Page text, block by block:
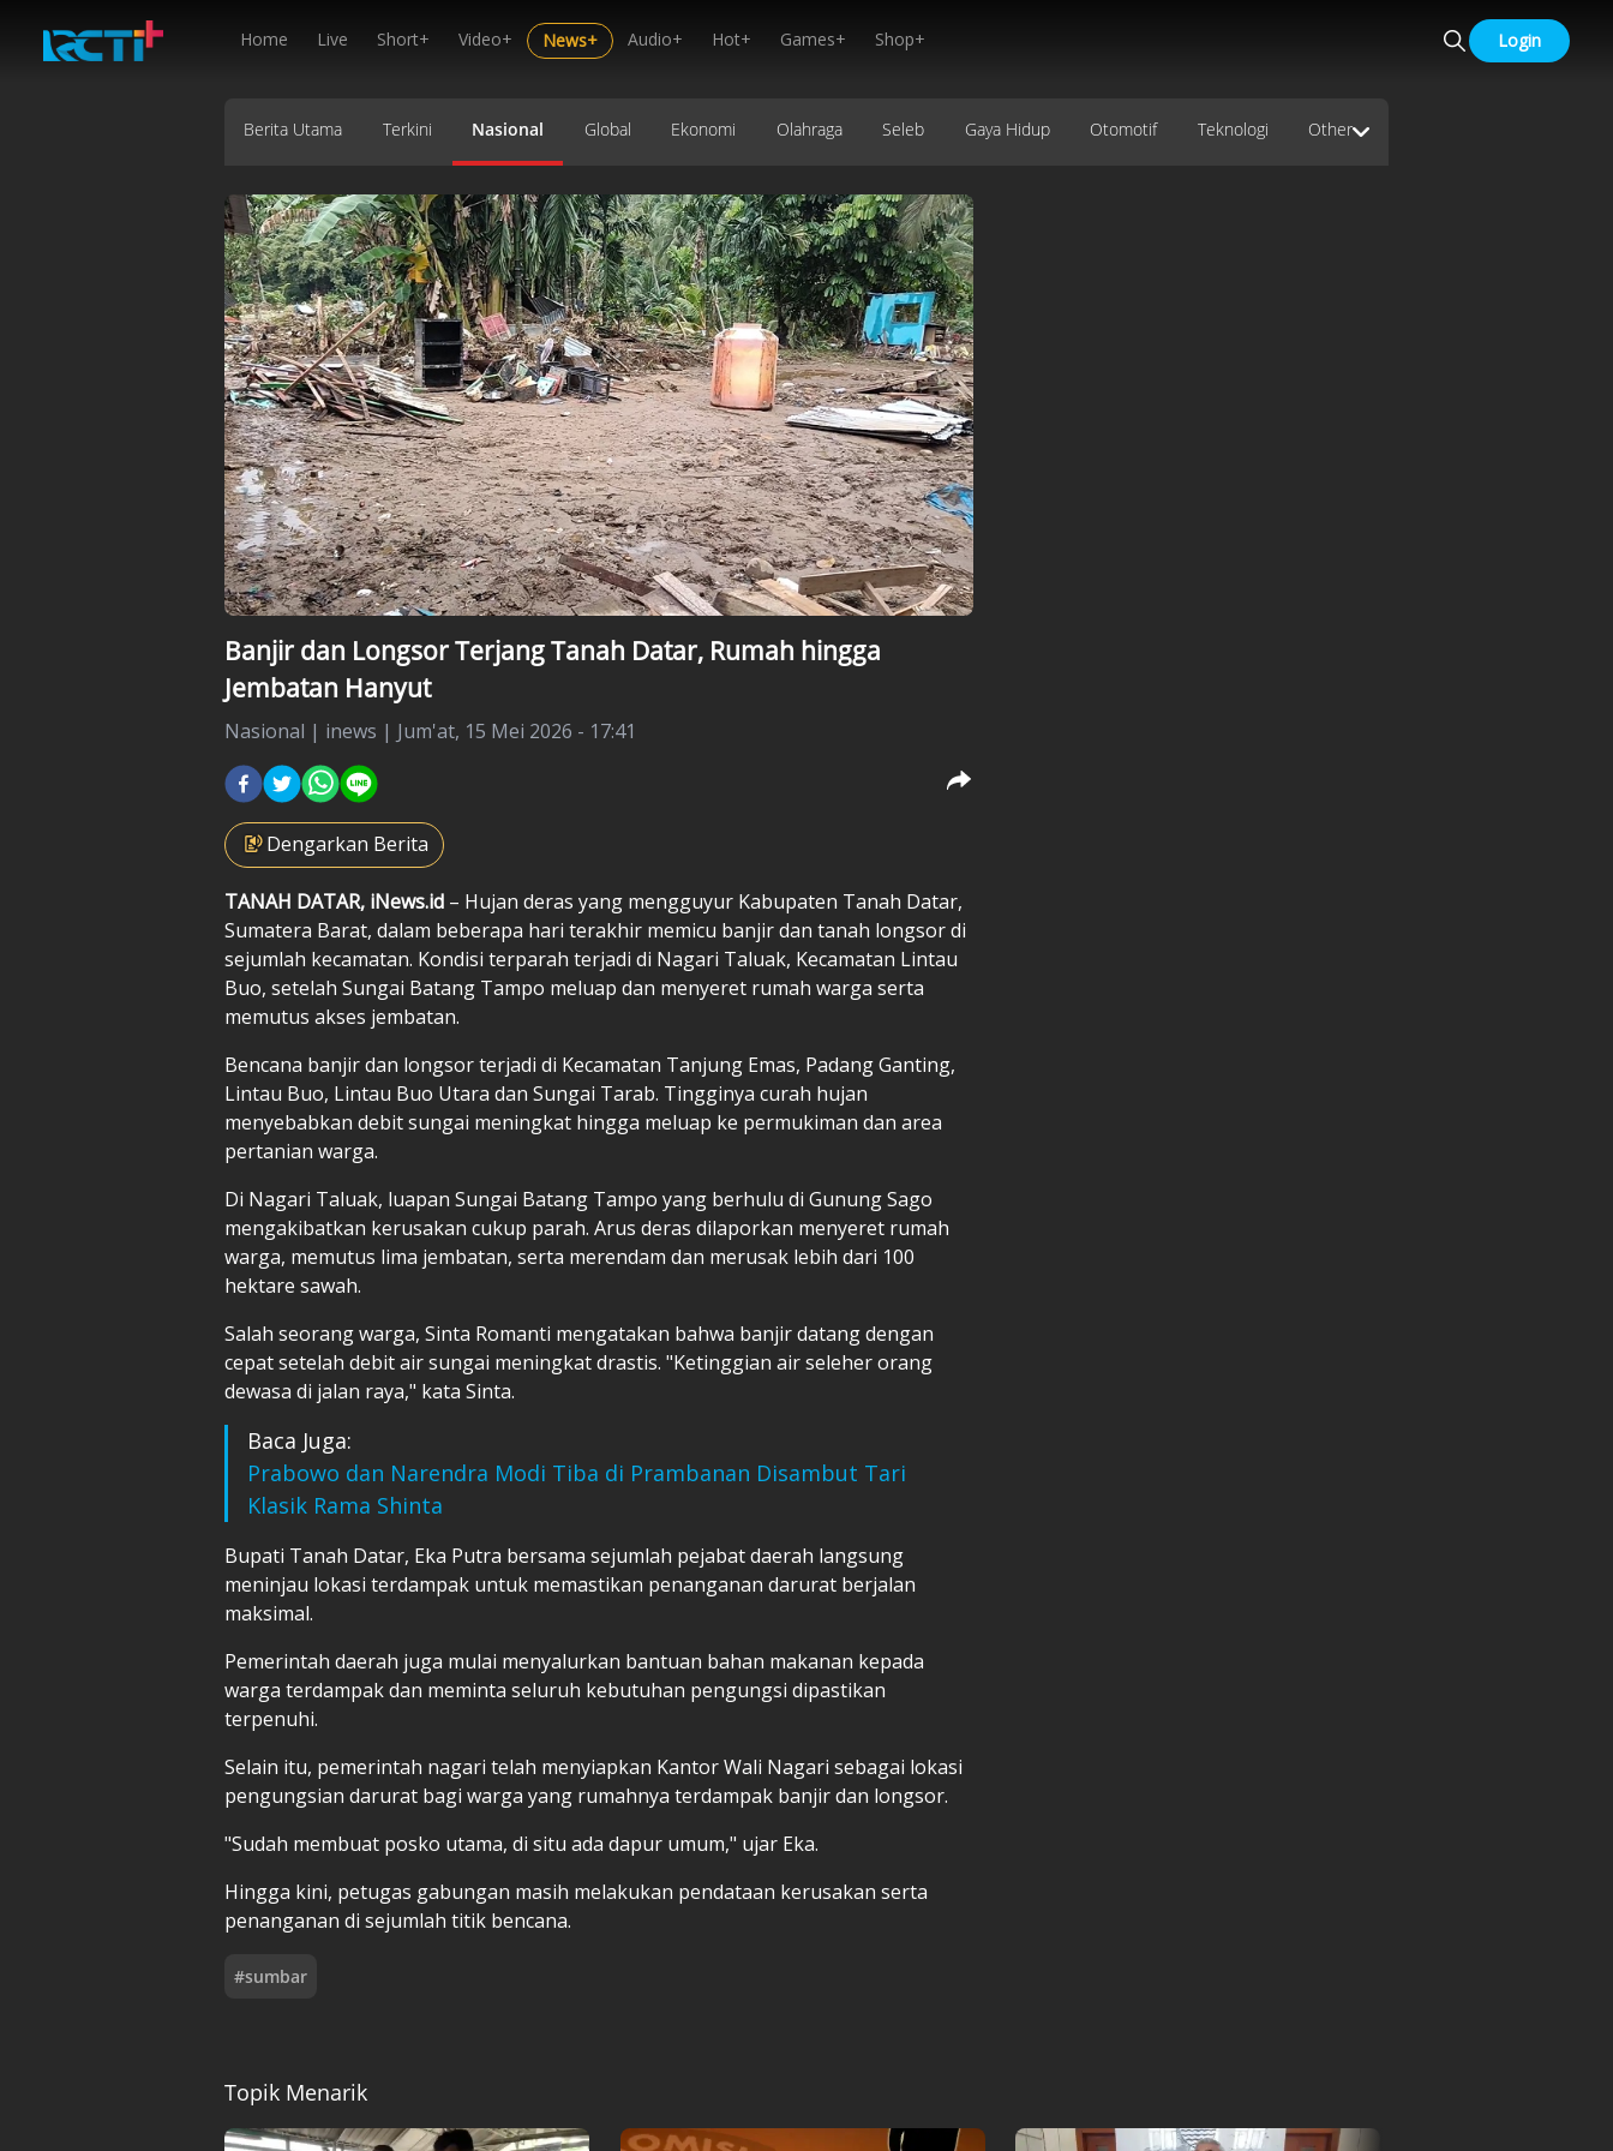
Home Live Short+ Video+ News+ Audio+ Hot+ Games+ Shop+ Login
Berita Utama Terkini Nasional Global Ekonomi Olahraga Seleb Gaya Hidup Otomotif Teknologi Other
Banjir dan Longsor Terjang Tanah Datar, Rumah hingga
Jembatan Hanyut
Nasional | inews | Jum'at, 15 Mei 2026 - 17:41
Dengarkan Berita
TANAH DATAR, iNews.id – Hujan deras yang mengguyur Kabupaten Tanah Datar,
Sumatera Barat, dalam beberapa hari terakhir memicu banjir dan tanah longsor di
sejumlah kecamatan. Kondisi terparah terjadi di Nagari Taluak, Kecamatan Lintau
Buo, setelah Sungai Batang Tampo meluap dan menyeret rumah warga serta
memutus akses jembatan.
Bencana banjir dan longsor terjadi di Kecamatan Tanjung Emas, Padang Ganting,
Lintau Buo, Lintau Buo Utara dan Sungai Tarab. Tingginya curah hujan
menyebabkan debit sungai meningkat hingga meluap ke permukiman dan area
pertanian warga.
Di Nagari Taluak, luapan Sungai Batang Tampo yang berhulu di Gunung Sago
mengakibatkan kerusakan cukup parah. Arus deras dilaporkan menyeret rumah
warga, memutus lima jembatan, serta merendam dan merusak lebih dari 100
hektare sawah.
Salah seorang warga, Sinta Romanti mengatakan bahwa banjir datang dengan
cepat setelah debit air sungai meningkat drastis. "Ketinggian air seleher orang
dewasa di jalan raya," kata Sinta.
Baca Juga:
Prabowo dan Narendra Modi Tiba di Prambanan Disambut Tari
Klasik Rama Shinta
Bupati Tanah Datar, Eka Putra bersama sejumlah pejabat daerah langsung
meninjau lokasi terdampak untuk memastikan penanganan darurat berjalan
maksimal.
Pemerintah daerah juga mulai menyalurkan bantuan bahan makanan kepada
warga terdampak dan meminta seluruh kebutuhan pengungsi dipastikan
terpenuhi.
Selain itu, pemerintah nagari telah menyiapkan Kantor Wali Nagari sebagai lokasi
pengungsian darurat bagi warga yang rumahnya terdampak banjir dan longsor.
"Sudah membuat posko utama, di situ ada dapur umum," ujar Eka.
Hingga kini, petugas gabungan masih melakukan pendataan kerusakan serta
penanganan di sejumlah titik bencana.
#sumbar
Topik Menarik